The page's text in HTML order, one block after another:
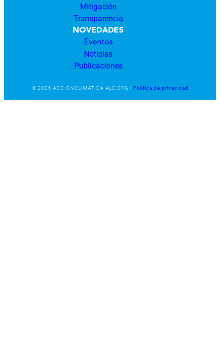
Mitigación
Transparencia
NOVEDADES
Eventos
Noticias
Publicaciones
© 2026 ACCIONCLIMATICA-ALC.ORG | Política de privacidad